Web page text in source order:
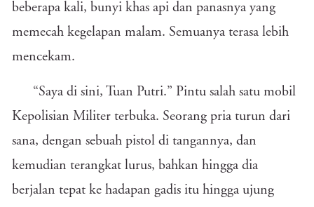
beberapa kali, bunyi khas api dan panasnya yang
memecah kegelapan malam. Semuanya terasa lebih
mencekam.
“Saya di sini, Tuan Putri.” Pintu salah satu mobil
Kepolisian Militer terbuka. Seorang pria turun dari
sana, dengan sebuah pistol di tangannya, dan
kemudian terangkat lurus, bahkan hingga dia
berjalan tepat ke hadapan gadis itu hingga ujung